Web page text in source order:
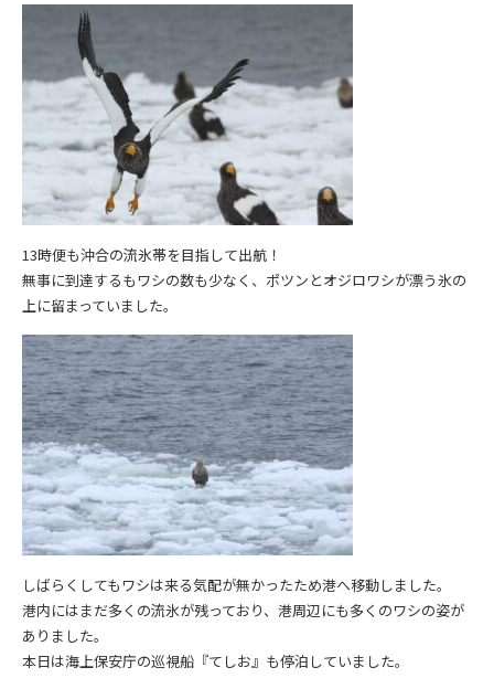
13時便も沖合の流氷帯を目指して出航！
無事に到達するもワシの数も少なく、ポツンとオジロワシが漂う氷の
上に留まっていました。
しばらくしてもワシは来る気配が無かったため港へ移動しました。
港内にはまだ多くの流氷が残っており、港周辺にも多くのワシの姿が
ありました。
本日は海上保安庁の巡視船『てしお』も停泊していました。